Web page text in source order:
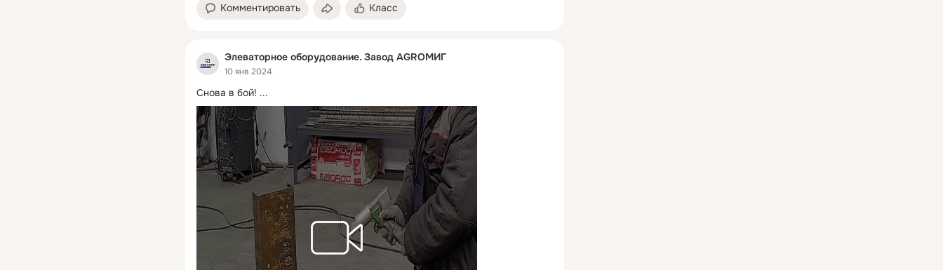
Комментировать Класс
Элеваторное оборудование. Завод AGROМИГ
10 янв 2024
Снова в бой! ...